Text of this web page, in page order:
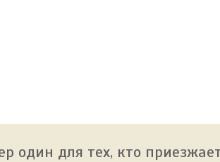
один для тех, кто